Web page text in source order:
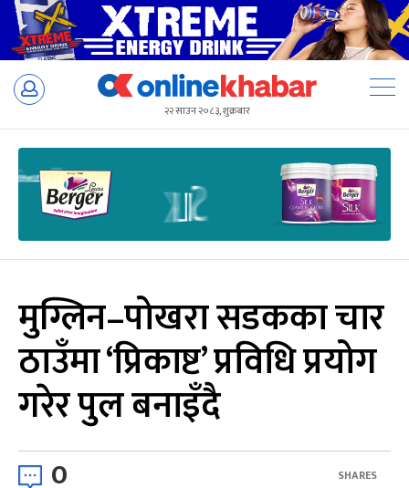
Skip
२२ साउन २०८३, शुक्रबार
मुग्लिन–पोखरा सडकका चार
ठाउँमा ‘प्रिकाष्ट’ प्रविधि प्रयोग
गरेर पुल बनाइँदै
0 SHARES